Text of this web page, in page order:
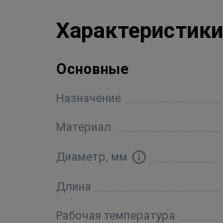
Характеристики
Основные
Назначение
Материал
Диаметр, мм
Длина
Рабочая температура